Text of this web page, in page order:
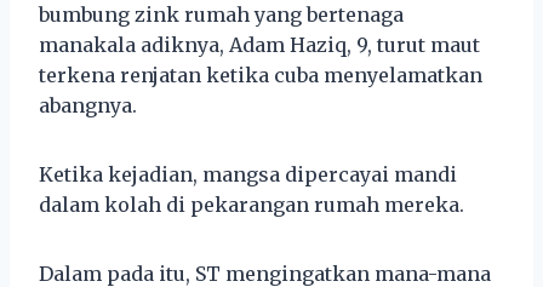
bumbung zink rumah yang bertenaga
manakala adiknya, Adam Haziq, 9, turut maut
terkena renjatan ketika cuba menyelamatkan
abangnya.
Ketika kejadian, mangsa dipercayai mandi
dalam kolah di pekarangan rumah mereka.
Dalam pada itu, ST mengingatkan mana-mana